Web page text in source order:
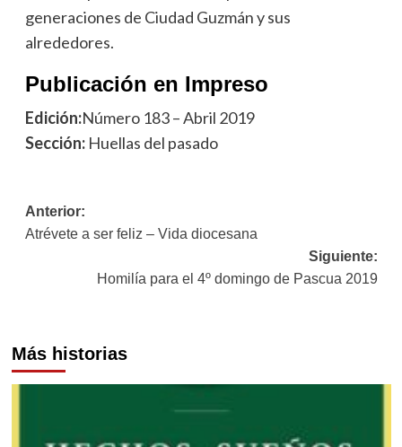
generaciones de Ciudad Guzmán y sus
alrededores.
Publicación en Impreso
Edición:Número 183 – Abril 2019
Sección:Huellas del pasado
Navegación
de
entradas
Anterior:
Atrévete a ser feliz – Vida diocesana
Siguiente:
Homilía para el 4º domingo de Pascua 2019
Más historias